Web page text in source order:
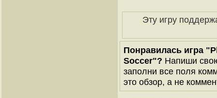
Эту игру
Понравилась игра
Soccer"? Напиши
заполни все поля
это обзор, а не